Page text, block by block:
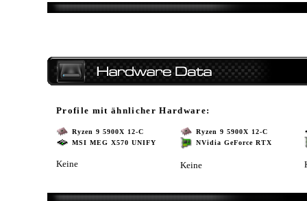
Profile mit ähnlicher Hardware:
Ryzen 9 5900X 12-C
MSI MEG X570 UNIFY
Keine
Ryzen 9 5900X 12-C
NVidia GeForce RTX
Keine